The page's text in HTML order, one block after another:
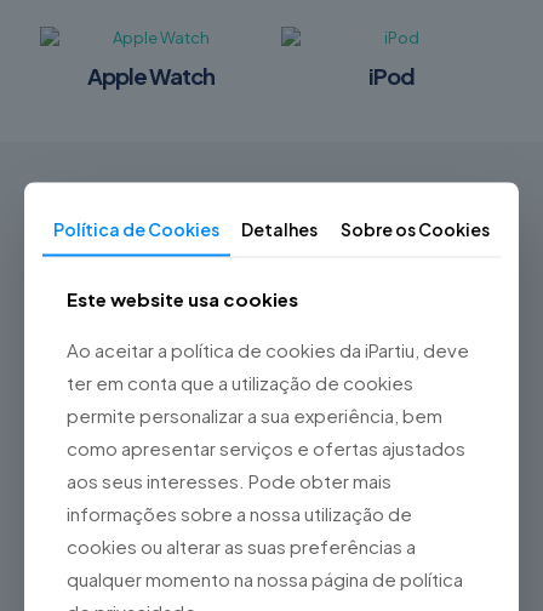
Apple Watch iPod
Não hesite em nos contactar!
+351 21 760 92 20
Rua Nova dos Mercadores, 29A
Parque das Nações
1990-239 Lisboa
Área de Cliente
Política de Cookies Detalhes Sobre os Cookies
Este website usa cookies
Ao aceitar a política de cookies da iPartiu, deve
ter em conta que a utilização de cookies
permite personalizar a sua experiência, bem
como apresentar serviços e ofertas ajustados
aos seus interesses. Pode obter mais
informações sobre a nossa utilização de
cookies ou alterar as suas preferências a
qualquer momento na nossa página de política